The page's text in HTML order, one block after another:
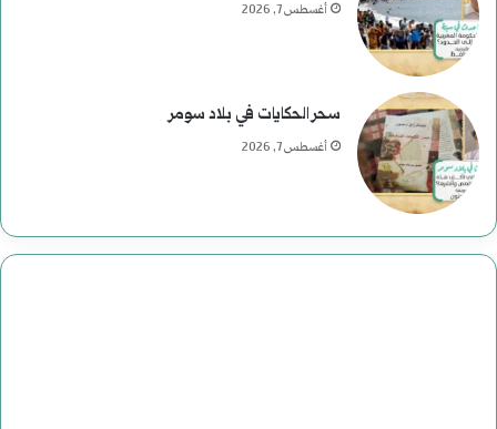
أغسطس 7, 2026
سحر الحكايات في بلاد سومر
أغسطس 7, 2026